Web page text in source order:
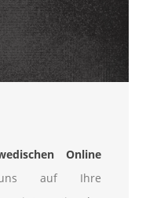
Online
auf Ihre